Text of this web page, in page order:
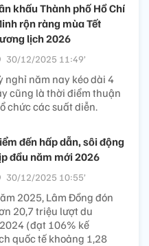
khấu Thành phố Hồ Chí
rộn ràng mùa Tết
lịch 2026
30/12/2025 11:49’
nghỉ năm nay kéo dài 4
cũng là thời điểm thuận
chức các suất diễn.
đến hấp dẫn, sôi động
đầu năm mới 2026
30/12/2025 10:55’
2025, Lâm Đồng đón
20,7 triệu lượt du
(đạt 106% kế
quốc tế khoảng 1,28